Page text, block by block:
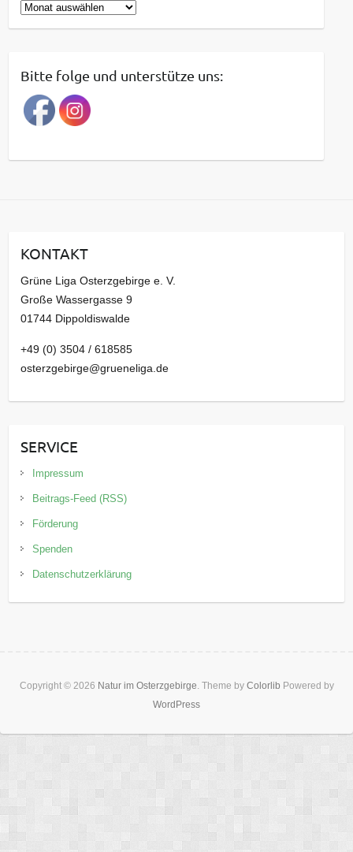
B
e
r
a
g
a
v
Bitte folge und unterstütze uns:
KONTAKT
Grüne Liga Osterzgebirge e. V.
Große Wassergasse 9
01744 Dippoldiswalde
+49 (0) 3504 / 618585
osterzgebirge@grueneliga.de
SERVICE
Impressum
Beitrags-Feed (RSS)
Förderung
Spenden
Datenschutzerklärung
Copyright © 2026 Natur im Osterzgebirge . Theme by Colorlib Powered by
WordPress